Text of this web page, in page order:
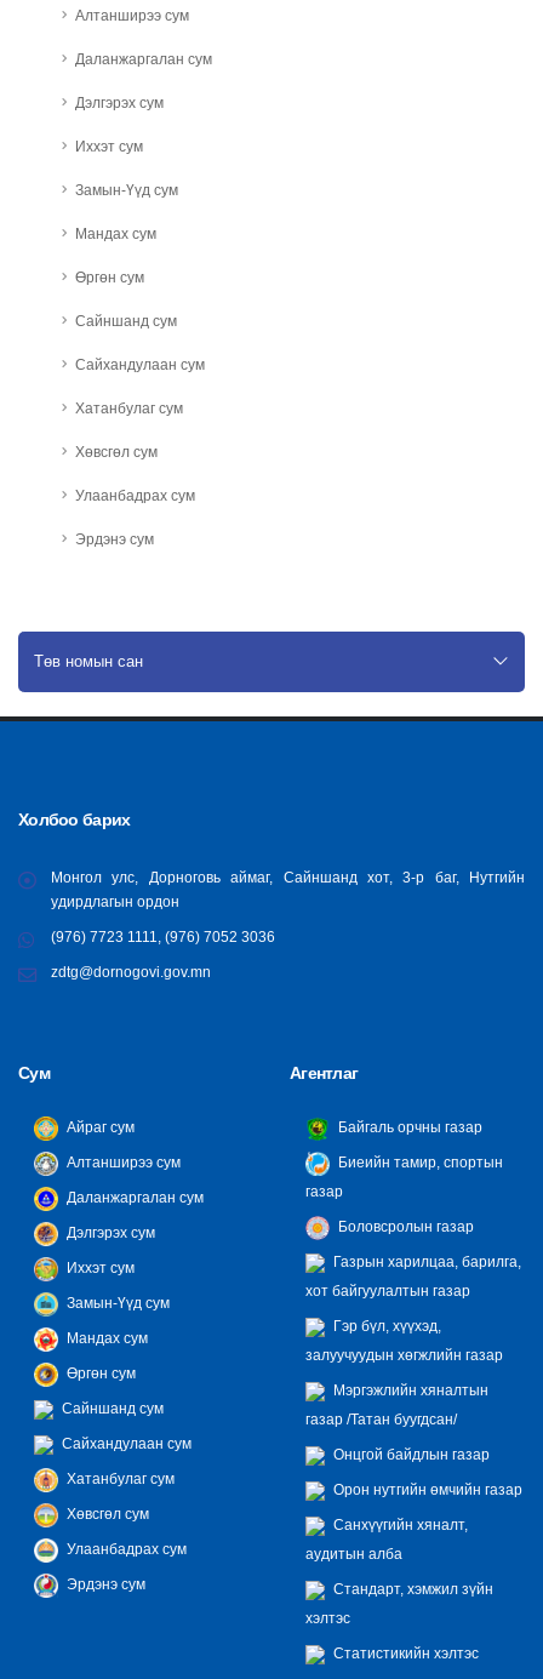
Алтанширээ сум
Даланжаргалан сум
Дэлгэрэх сум
Иххэт сум
Замын-Үүд сум
Мандах сум
Өргөн сум
Сайншанд сум
Сайхандулаан сум
Хатанбулаг сум
Хөвсгөл сум
Улаанбадрах сум
Эрдэнэ сум
Төв номын сан
Холбоо барих
Монгол улс, Дорноговь аймаг, Сайншанд хот, 3-р баг, Нутгийн
удирдлагын ордон
(976) 7723 1111, (976) 7052 3036
zdtg@dornogovi.gov.mn
Сум
Айраг сум
Алтанширээ сум
Даланжаргалан сум
Дэлгэрэх сум
Иххэт сум
Замын-Үүд сум
Мандах сум
Өргөн сум
Сайншанд сум
Сайхандулаан сум
Хатанбулаг сум
Хөвсгөл сум
Улаанбадрах сум
Эрдэнэ сум
Агентлаг
Байгаль орчны газар
Биеийн тамир, спортын
газар
Боловсролын газар
Газрын харилцаа, барилга,
хот байгуулалтын газар
Гэр бүл, хүүхэд,
залуучуудын хөгжлийн газар
Мэргэжлийн хяналтын
газар /Татан буугдсан/
Онцгой байдлын газар
Орон нутгийн өмчийн газар
Санхүүгийн хяналт,
аудитын алба
Стандарт, хэмжил зүйн
хэлтэс
Статистикийн хэлтэс